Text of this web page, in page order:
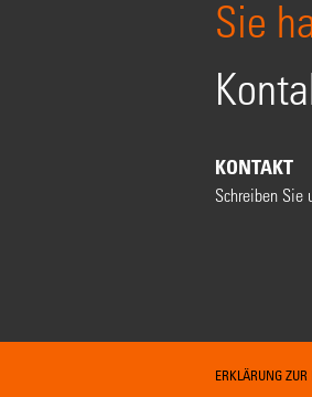
Sie
KONTAKT
Schreiben Sie
ERKLÄRUNG